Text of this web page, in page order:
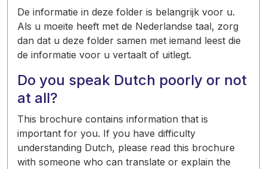
De informatie in deze folder is belangrijk voor u.
Als u moeite heeft met de Nederlandse taal, zorg
dan dat u deze folder samen met iemand leest die
de informatie voor u vertaalt of uitlegt.
Do you speak Dutch poorly or not
at all?
This brochure contains information that is
important for you. If you have difficulty
understanding Dutch, please read this brochure
with someone who can translate or explain the